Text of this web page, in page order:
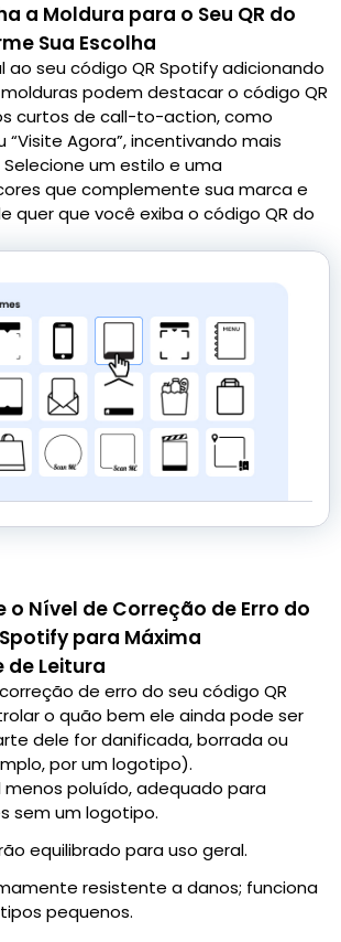
a Moldura para o Seu QR do
Sua Escolha
ao seu código QR Spotify adicionando
podem destacar o código QR
curtos de call-to-action, como
“Visite Agora”, incentivando mais
um estilo e uma
que complemente sua marca e
quer que você exiba o código QR do
o Nível de Correção de Erro do
para Máxima
Leitura
de erro do seu código QR
o quão bem ele ainda pode ser
dele for danificada, borrada ou
por um logotipo).
menos poluído, adequado para
sem um logotipo.
equilibrado para uso geral.
resistente a danos; funciona
pequenos.